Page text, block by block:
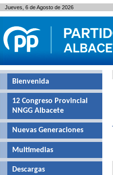
Bienvenida
12 Congreso Provincial
NNGG Albacete
Nuevas Generaciones
Multimedias
Descargas
Jueves, 6 de Agosto de 2026